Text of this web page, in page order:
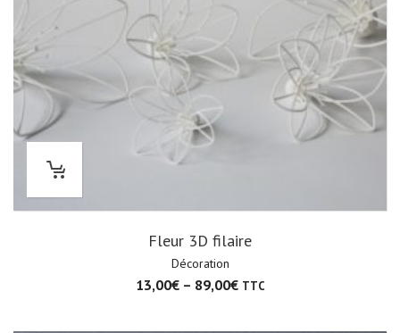
Fleur 3D filaire
Décoration
13,00€– 89,00€ TTC